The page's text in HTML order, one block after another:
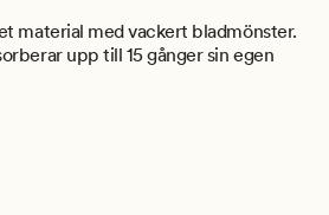
material med vackert bladmönster.
upp till 15 gånger sin egen